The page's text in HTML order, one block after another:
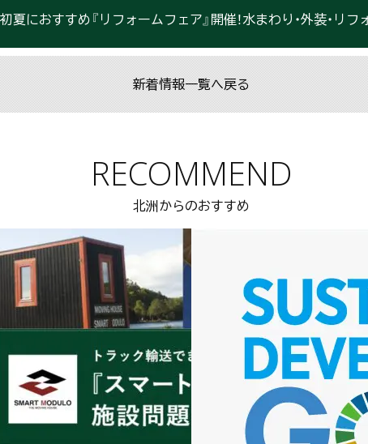
すすめ『リフォームフェア』開催！水まわり・外装・リフォーム相談したい方必見！6月25日
新着情報一覧へ戻る
RECOMMEND
北洲からのおすすめ